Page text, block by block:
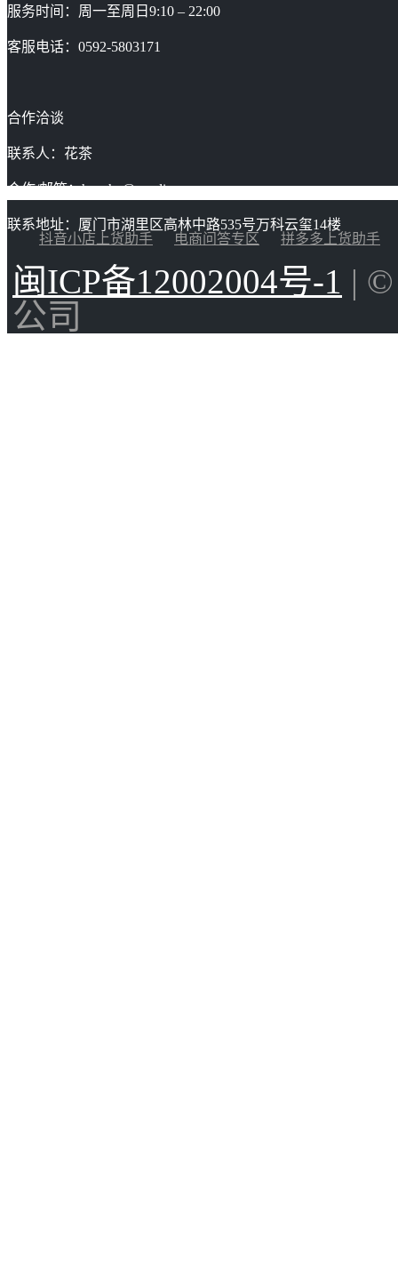
服务时间：周一至周日9:10 – 22:00
客服电话：0592-5803171
合作洽谈
联系人：花茶
合作/邮箱：huacha@gaoding.com
联系地址：厦门市湖里区高林中路535号万科云玺14楼
抖音小店上货助手
电商问答专区 拼多多上货助手
闽ICP备12002004号-1 |
公司